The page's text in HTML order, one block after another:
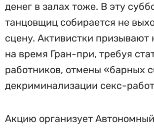
денег в залах тоже. В эту
танцовщиц собирается не
сцену. Активистки призывают
на время Гран-при, требуя
работников, отмены «барных
декриминализации секс-
Акцию организует